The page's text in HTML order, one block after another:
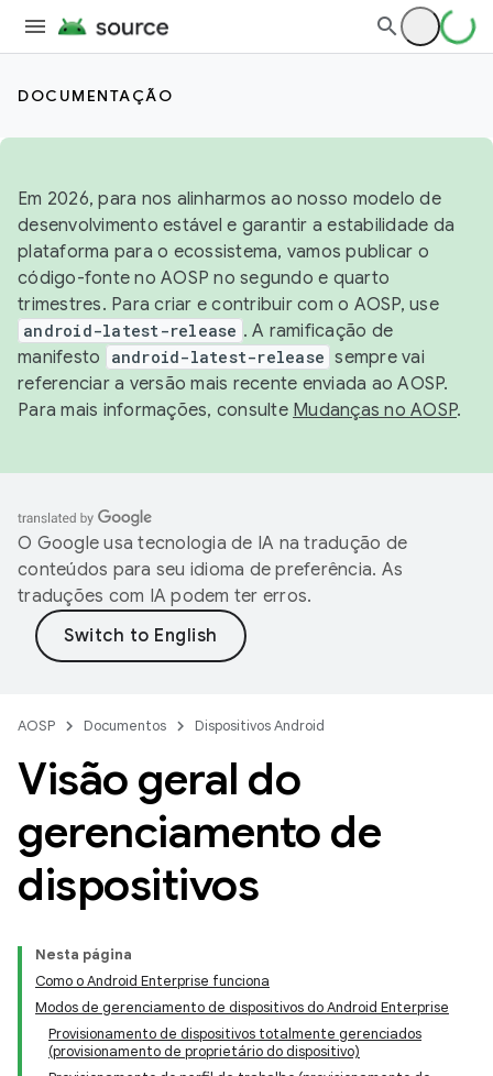
DOCUMENTAÇÃO
Em 2026, para nos alinharmos ao nosso modelo de
desenvolvimento estável e garantir a estabilidade da
plataforma para o ecossistema, vamos publicar o
código-fonte no AOSP no segundo e quarto
trimestres. Para criar e contribuir com o AOSP, use
android-latest-release . A ramificação de
manifesto
android-latest-release sempre vai
referenciar a versão mais recente enviada ao AOSP.
Para mais informações, consulte Mudanças no AOSP.
O Google usa tecnologia de IA na tradução de
conteúdos para seu idioma de preferência. As
traduções com IA podem ter erros.
AOSP Documentos Dispositivos Android
Visão geral do
gerenciamento de
dispositivos
Nesta página
Como o Android Enterprise funciona
Modos de gerenciamento de dispositivos do Android Enterprise
Provisionamento de dispositivos totalmente gerenciados
(provisionamento de proprietário do dispositivo)